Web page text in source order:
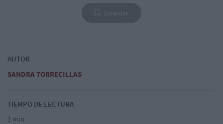
AUTOR
SANDRA TORRECILLAS
TIEMPO DE LECTURA
1 min